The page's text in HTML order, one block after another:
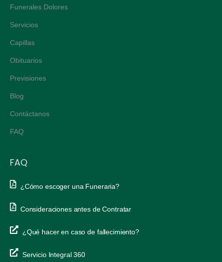
Funerales Dolores
Servicios
Capillas
Obituarios
Previsiones
Blog
Contáctanos
FAQ
FAQ
¿Cómo escoger una Funeraria?
Consideraciones antes de Contratar
¿Qué hacer en caso de fallecimiento?
Servicio Integral 360